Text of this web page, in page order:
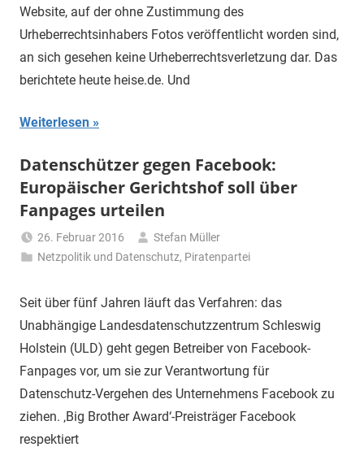
Website, auf der ohne Zustimmung des
Urheberrechtsinhabers Fotos veröffentlicht worden sind,
an sich gesehen keine Urheberrechtsverletzung dar. Das
berichtete heute heise.de. Und
Weiterlesen
Datenschützer gegen Facebook:
Europäischer Gerichtshof soll über
Fanpages urteilen
26. Februar 2016
Stefan Müller
Netzpolitik und Datenschutz, Piratenpartei
Seit über fünf Jahren läuft das Verfahren: das
Unabhängige Landesdatenschutzzentrum Schleswig
Holstein (ULD) geht gegen Betreiber von Facebook-
Fanpages vor, um sie zur Verantwortung für
Datenschutz-Vergehen des Unternehmens Facebook zu
ziehen. ‚Big Brother Award‘-Preisträger Facebook
respektiert